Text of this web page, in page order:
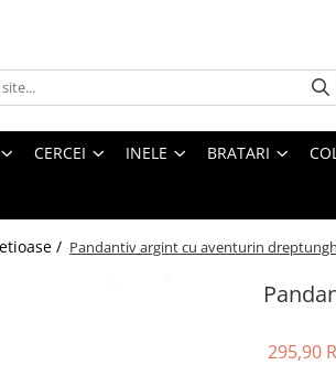
CERCEI INELE BRATARI
/ Pandantiv argint cu aventurin
295,90